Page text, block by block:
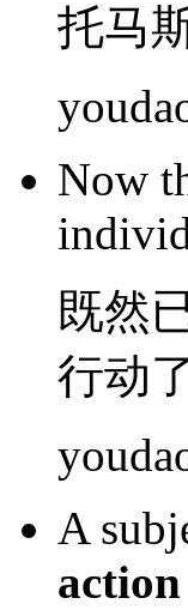
托马
Now
既然
行动
A
action